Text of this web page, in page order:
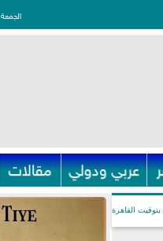
الجمعة 7 أغسطس 2026
عربي ودولي مقالات
بتوقيت القاهرة